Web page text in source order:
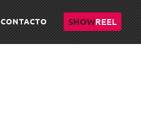
CONTACTO SHOWREEL